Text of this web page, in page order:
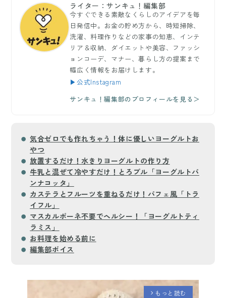
ライター：サンキュ！編集部
今すぐできる素敵なくらしのアイデアを毎
日発信中。お金の貯め方から、時短掃除、
洗濯、料理作りなどの家事の知恵、インテ
リア＆収納、ダイエットや美容、ファッシ
ョンコーデ、マナー、暮らし方の提案まで
幅広く情報をお届けします。
▶公式Instagram
サンキュ！編集部のプロフィールを見る＞
気合ゼロでも作れちゃう！体に優しいヨーグルトお
やつ
放置するだけ！水きりヨーグルトの作り方
牛乳と混ぜて冷やすだけ！とろプル「ヨーグルトパ
ンナコッタ」
カステラとフルーツを重ねるだけ！パフェ風「トラ
イフル」
マスカルポーネ不要でヘルシー！「ヨーグルトティ
ラミス」
お料理を始める前に
編集部ボイス
arrow_forward_ios もっと読む